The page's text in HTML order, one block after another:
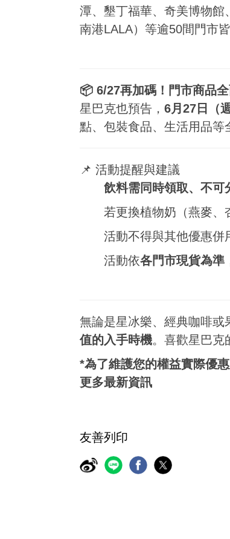
潭、墾丁福華、奇美博物館
南港LALA）等逾50間門市皆
📦 6/27再加碼！門市商品
星巴克也預告， 6月27日（
點、包裝食品、生活用品等
📌 活動提醒與建議
飲料需同時領取、不可
若更換植物奶（燕麥、
活動不得與其他優惠併
活動依各門市現貨為準
無論是星冰樂、經典咖啡或
值的入手時機。喜歡星巴克
*為了維護您的權益實際優
更多最新資訊
友善列印